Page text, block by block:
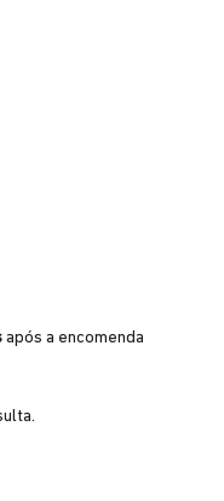
após a encomenda